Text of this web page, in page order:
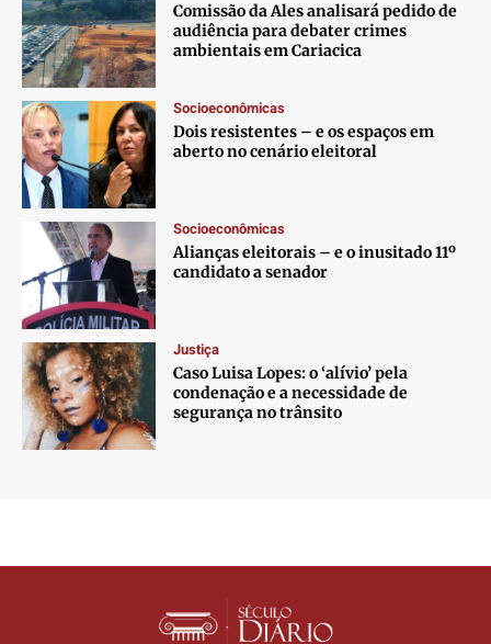
Comissão da Ales analisará pedido de
audiência para debater crimes
ambientais em Cariacica
Socioeconômicas
Dois resistentes – e os espaços em
aberto no cenário eleitoral
Socioeconômicas
Alianças eleitorais – e o inusitado 11º
candidato a senador
Justiça
Caso Luisa Lopes: o ‘alívio’ pela
condenação e a necessidade de
segurança no trânsito